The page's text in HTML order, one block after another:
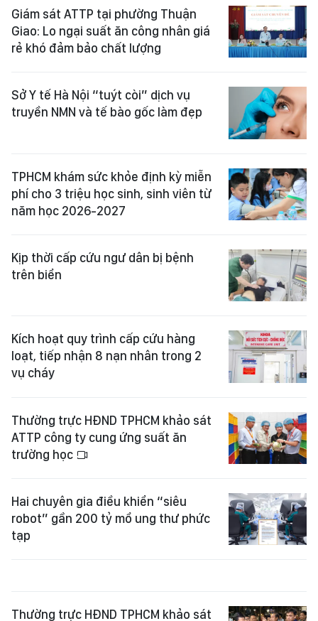
Giám sát ATTP tại phường Thuận
Giao: Lo ngại suất ăn công nhân giá
rẻ khó đảm bảo chất lượng
Sở Y tế Hà Nội “tuýt còi” dịch vụ
truyền NMN và tế bào gốc làm đẹp
TPHCM khám sức khỏe định kỳ miễn
phí cho 3 triệu học sinh, sinh viên từ
năm học 2026-2027
Kịp thời cấp cứu ngư dân bị bệnh
trên biển
Kích hoạt quy trình cấp cứu hàng
loạt, tiếp nhận 8 nạn nhân trong 2
vụ cháy
Thường trực HĐND TPHCM khảo sát
ATTP công ty cung ứng suất ăn
trường học
Hai chuyên gia điều khiển “siêu
robot” gần 200 tỷ mổ ung thư phức
tạp
Thường trực HĐND TPHCM khảo sát